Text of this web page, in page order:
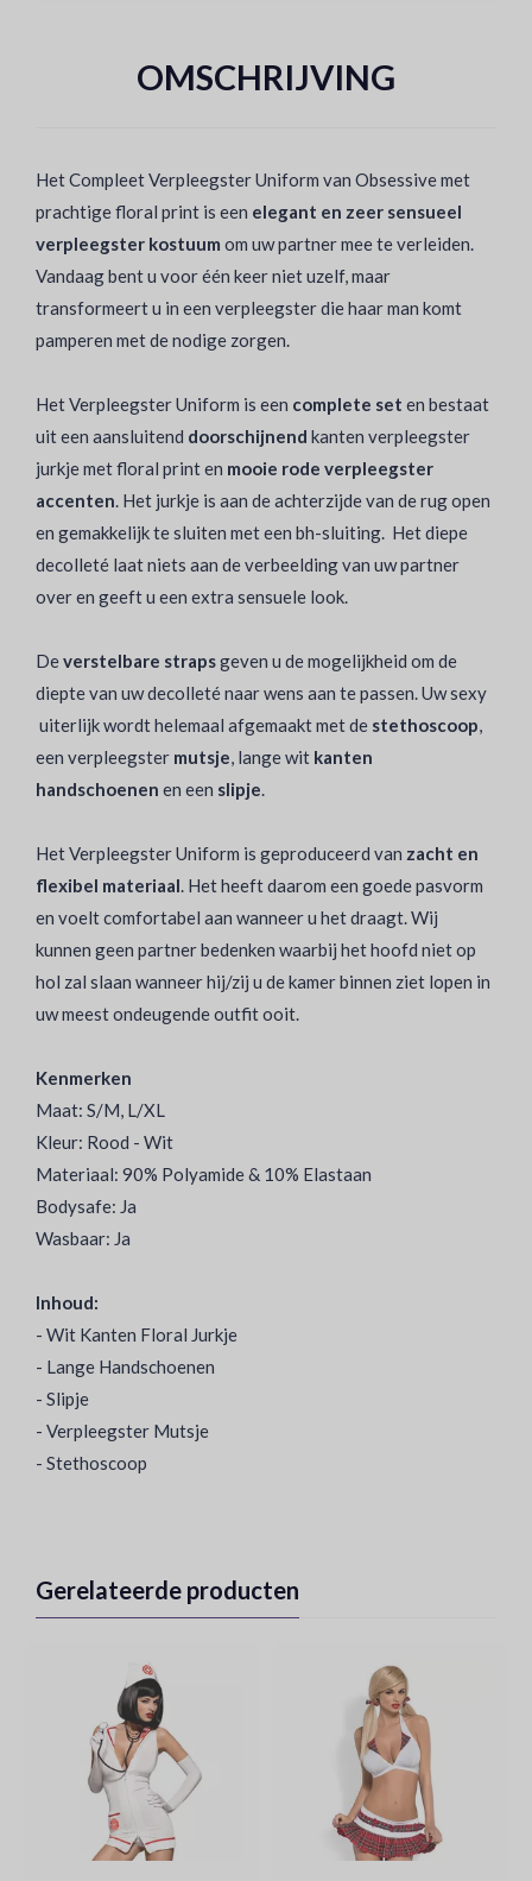
OMSCHRIJVING
Het Compleet Verpleegster Uniform van Obsessive met
prachtige floral print is een elegant en zeer sensueel
verpleegster kostuum om uw partner mee te verleiden.
Vandaag bent u voor één keer niet uzelf, maar
transformeert u in een verpleegster die haar man komt
pamperen met de nodige zorgen.
Het Verpleegster Uniform is een complete set en bestaat
uit een aansluitend doorschijnend kanten verpleegster
jurkje met floral print en mooie rode verpleegster
accenten. Het jurkje is aan de achterzijde van de rug open
en gemakkelijk te sluiten met een bh-sluiting. Het diepe
decolleté laat niets aan de verbeelding van uw partner
over en geeft u een extra sensuele look.
Deverstelbare strapsgeven u de mogelijkheid om de
diepte van uw decolleté naar wens aan te passen. Uw sexy
uiterlijk wordt helemaal afgemaakt met de stethoscoop,
een verpleegster mutsje, lange wit kanten
handschoenen en een slipje.
Het Verpleegster Uniform is geproduceerd van zacht en
flexibel materiaal. Het heeft daarom een goede pasvorm
en voelt comfortabel aan wanneer u het draagt. Wij
kunnen geen partner bedenken waarbij het hoofd niet op
hol zal slaan wanneer hij/zij u de kamer binnen ziet lopen in
uw meest ondeugende outfit ooit.
Kenmerken
Maat: S/M, L/XL
Kleur: Rood - Wit
Materiaal: 90% Polyamide & 10% Elastaan
Bodysafe: Ja
Wasbaar: Ja
Inhoud:
- Wit Kanten Floral Jurkje
- Lange Handschoenen
- Slipje
- Verpleegster Mutsje
- Stethoscoop
Gerelateerde producten